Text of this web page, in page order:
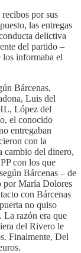
por sus
las entregas
delictiva
del partido –
los informaba el
Bárcenas,
Luis del
López del
el conocido
entregaban
con la
cambio del dinero,
con los que
Bárcenas – de
por María Dolores
con Bárcenas
no quiso
La razón era que
del Rivero le
Finalmente, Del